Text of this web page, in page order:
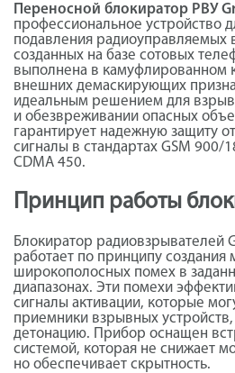
Переносной блокиратор РВУ
профессиональное устройство
подавления радиоуправляемых
созданных на базе сотовых
выполнена в камуфлированном
внешних демаскирующих
идеальным решением для
и обезвреживании опасных
гарантирует надежную защиту
сигналы в стандартах GSM 900/
CDMA 450.
Принцип работы
Блокиратор радиовзрывателей
работает по принципу
широкополосных помех в
диапазонах. Эти помехи
сигналы активации, которые
приемники взрывных
детонацию. Прибор оснащен
системой, которая не снижает
но обеспечивает скрытность.